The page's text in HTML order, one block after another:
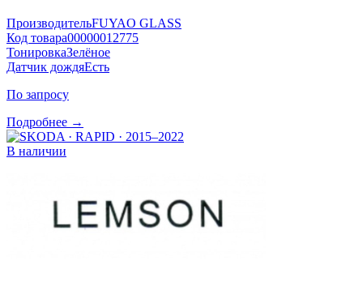
ПроизводительFUYAO GLASS
Код товара00000012775
ТонировкаЗелёное
Датчик дождяЕсть
По запросу
Подробнее →
В наличии